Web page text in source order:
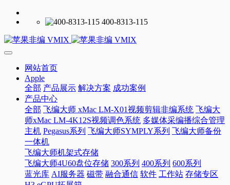
400-8313-115
网站首页
Apple
全部 产品展示 解决方案 成功案例
产品中心
全部 飞编大师 xMac LM-X01视频剪辑非编系统 飞编大
师xMac LM-4K12S视频调色系统 多媒体采编播综合管理
主机 Pegasus系列 飞编大师SYMPLY系列 飞编大师备份
一体机
飞编大师机架式存储
飞编大师4U60盘位存储 300系列 400系列 600系列
蓝光库 AI服务器 磁带 融合通信 软件 工作站 存储专区